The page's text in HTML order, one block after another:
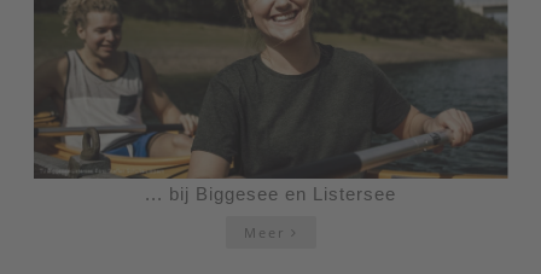
... bij Biggesee en Listersee
Meer